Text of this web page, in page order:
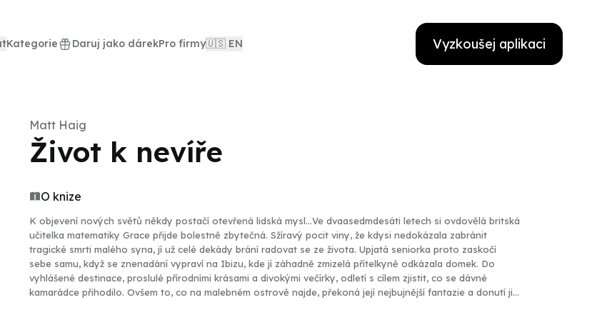
Kategorie Daruj jako dárekPro firmy🇺🇸 EN Vyzkoušej aplikaci
Matt Haig
Život k nevíře
O knize
K objevení nových světů někdy postačí otevřená lidská mysl…Ve dvaasedmdesáti letech si ovdovělá britská
učitelka matematiky Grace přijde bolestně zbytečná. Sžíravý pocit viny, že kdysi nedokázala zabránit
tragické smrti malého syna, jí už celé dekády brání radovat se ze života. Upjatá seniorka proto zaskočí
sebe samu, když se znenadání vypraví na Ibizu, kde jí záhadně zmizelá přítelkyně odkázala domek. Do
vyhlášené destinace, proslulé přírodními krásami a divokými večírky, odletí s cílem zjistit, co se dávné
kamarádce přihodilo. Ovšem to, co na malebném ostrově najde, překoná její nejbujnější fantazie a donutí ji